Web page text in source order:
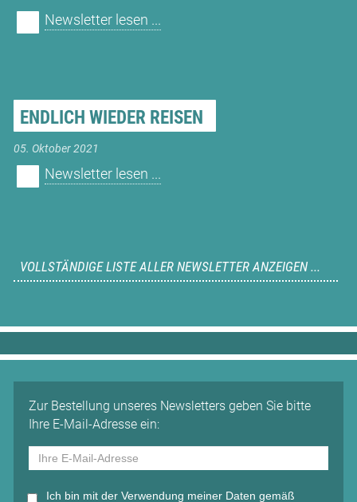
Newsletter lesen ...
ENDLICH WIEDER REISEN
05. Oktober 2021
Newsletter lesen ...
VOLLSTÄNDIGE LISTE ALLER NEWSLETTER ANZEIGEN ...
Zur Bestellung unseres Newsletters geben Sie bitte
Ihre E-Mail-Adresse ein:
Ich bin mit der Verwendung meiner Daten gemäß